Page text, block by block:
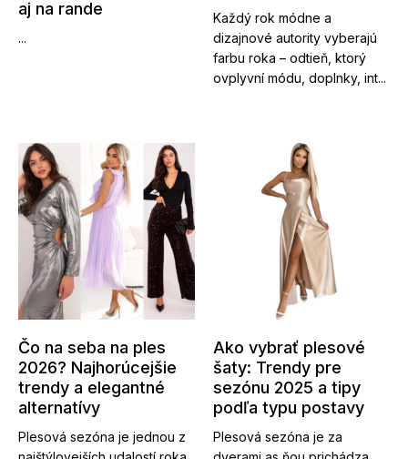
aj na rande
...
Každý rok módne a
dizajnové autority vyberajú
farbu roka – odtieň, ktorý
ovplyvní módu, doplnky, int...
Čo na seba na ples
2026? Najhorúcejšie
trendy a elegantné
alternatívy
Plesová sezóna je jednou z
Ako vybrať plesové
šaty: Trendy pre
sezónu 2025 a tipy
podľa typu postavy
Plesová sezóna je za